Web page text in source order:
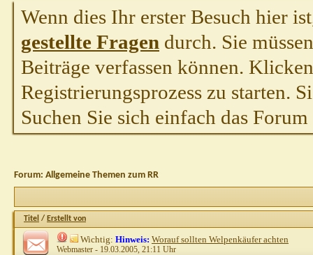
Wenn dies Ihr erster Besuch hier
gestellte Fragen durch. Sie
Beiträge verfassen können.
Registrierungsprozess zu starten.
Suchen Sie sich einfach das
Forum: Allgemeine Themen zum RR
Titel / Erstellt von
Wichtig: Hinweis: Worauf sollten Welpenkäufer achten
Webmaster - 19.03.2005, 21:11 Uhr